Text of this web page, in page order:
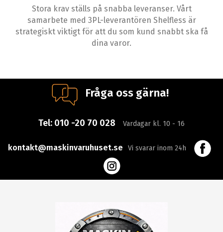
Stora krav ställs på snabba leveranser. Vårt
samarbete med 3PL-leverantören Shelfless är
strategiskt viktigt för att du som kund snabbt ska få
dina varor.
Fråga oss gärna!
Tel: 010 -20 70 028 Vardagar kl. 10 - 16
kontakt@maskinvaruhuset.se Vi svarar inom 24h